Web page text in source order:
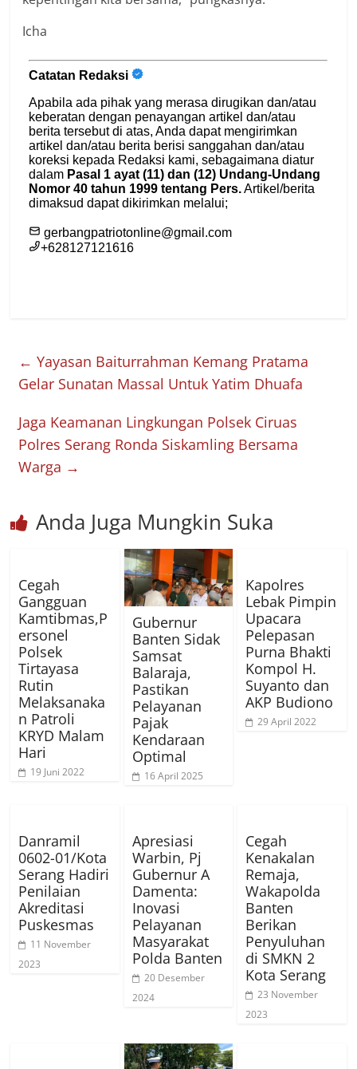
Icha
← Yayasan Baiturrahman Kemang Pratama
Gelar Sunatan Massal Untuk Yatim Dhuafa
Jaga Keamanan Lingkungan Polsek Ciruas
Polres Serang Ronda Siskamling Bersama
Warga →
Anda Juga Mungkin Suka
Cegah
Gangguan
Kamtibmas,P
ersonel
Polsek
Tirtayasa
Rutin
Melaksanaka
n Patroli
KRYD Malam
Hari
19 Juni 2022
Gubernur
Banten Sidak
Samsat
Balaraja,
Pastikan
Pelayanan
Pajak
Kendaraan
Optimal
16 April 2025
Kapolres
Lebak Pimpin
Upacara
Pelepasan
Purna Bhakti
Kompol H.
Suyanto dan
AKP Budiono
29 April 2022
Danramil
0602-01/Kota
Serang Hadiri
Penilaian
Akreditasi
Puskesmas
11 November
2023
Apresiasi
Warbin, Pj
Gubernur A
Damenta:
Inovasi
Pelayanan
Masyarakat
Polda Banten
20 Desember
2024
Cegah
Kenakalan
Remaja,
Wakapolda
Banten
Berikan
Penyuluhan
di SMKN 2
Kota Serang
23 November
2023